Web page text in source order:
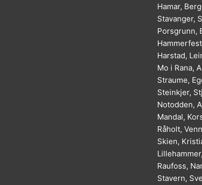
Hamar,
Stavanger,
Porsgrunn,
Harstad,
Mo i Rana,
Straume,
Steinkjer,
Notodden,
Mandal,
Råholt,
Skien,
Raufoss,
Stavern,